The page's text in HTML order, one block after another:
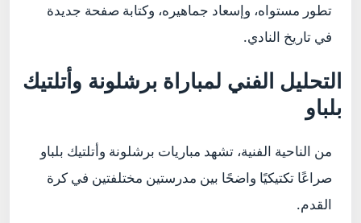
تطور مستواه، وإسعاد جماهيره، وكتابة صفحة جديدة
في تاريخ النادي.
التحليل الفني لمباراة برشلونة وأتلتيك
بلباو
من الناحية الفنية، تشهد مباريات برشلونة وأتلتيك بلباو
صراعًا تكتيكيًا واضحًا بين مدرستين مختلفتين في كرة
القدم.